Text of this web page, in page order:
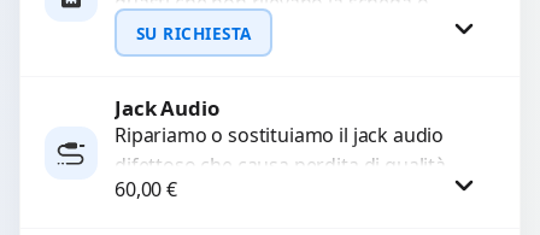
interrompono il segnale. Utilizziamo
ricambi testati e garantiti...
SU RICHIESTA
Richiedi Preventivo
Jack Audio
Ripariamo o sostituiamo il jack audio
difettoso che causa perdita di qualità
sonora o impossibilità di collegare cuffie
60,00€